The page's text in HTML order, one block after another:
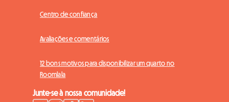
Centro de confiança
Avaliações e comentários
12 bons motivos para disponibilizar um quarto no
Roomlala
Junte-se à nossa comunidade!